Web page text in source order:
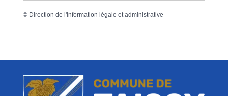
© Direction de l'information légale et administrative